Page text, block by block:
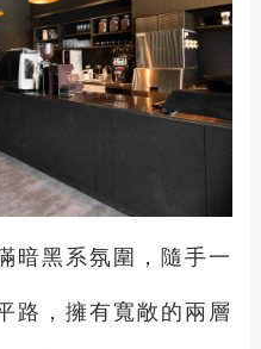
暗黑系氛圍，隨手一
路，擁有寬敞的兩層